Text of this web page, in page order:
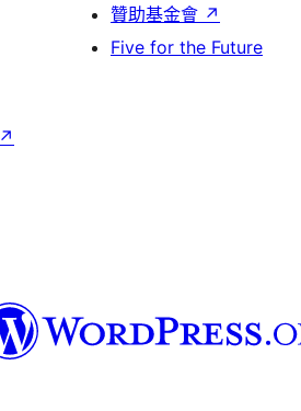
贊助基金會 ↗
Five for the Future
↗